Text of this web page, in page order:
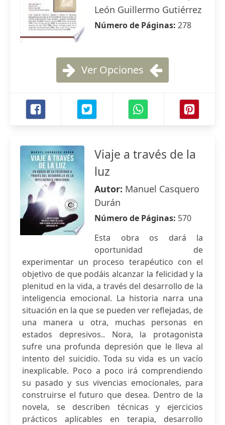
León Guillermo Gutiérrez
Número de Páginas: 278
Ver Opciones
Viaje a través de la
luz
Autor: Manuel Casquero
Durán
Número de Páginas: 570
Esta obra os dará la
oportunidad de
experimentar un proceso terapéutico con el
objetivo de que podáis alcanzar la felicidad y la
plenitud en la vida, a través del desarrollo de la
inteligencia emocional. La historia narra una
situación en la que se pueden ver reflejadas, de
una manera u otra, muchas personas en
estados depresivos.. Nora, la protagonista
sufre una profunda depresión que le lleva al
intento del suicidio. Toda su vida es un vacío
inexplicable. Poco a poco irá comprendiendo
su pasado y sus vivencias emocionales, para
construirse el futuro que desea. Dentro de la
novela, se describen técnicas y ejercicios
prácticos aplicables en terapia, desarrollo